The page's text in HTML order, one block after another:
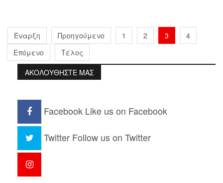
Έναρξη Προηγούμενο 1 2 3
4
Επόμενο
Τέλος
ΑΚΟΛΟΥΘΗΣΤΕ ΜΑΣ
Facebook Like us on Facebook
Twitter Follow us on Twitter